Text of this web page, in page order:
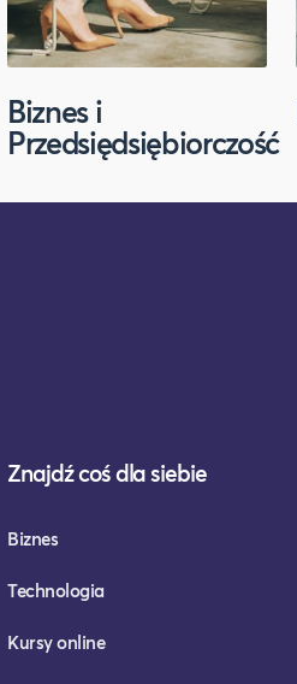
Biznes i
Przedsiędsiębiorczość
Znajdź coś dla siebie
Biznes
Technologia
Kursy online